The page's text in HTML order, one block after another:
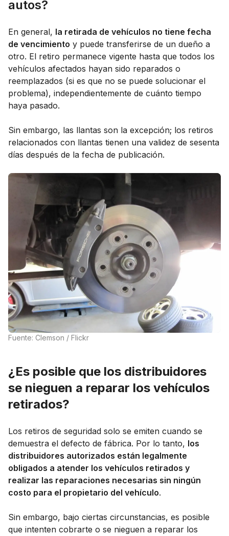
autos?
En general, la retirada de vehículos no tiene fecha
de vencimiento y puede transferirse de un dueño a
otro. El retiro permanece vigente hasta que todos los
vehículos afectados hayan sido reparados o
reemplazados (si es que no se puede solucionar el
problema), independientemente de cuánto tiempo
haya pasado.
Sin embargo, las llantas son la excepción; los retiros
relacionados con llantas tienen una validez de sesenta
días después de la fecha de publicación.
Fuente: Clemson / Flickr
¿Es posible que los distribuidores
se nieguen a reparar los vehículos
retirados?
Los retiros de seguridad solo se emiten cuando se
demuestra el defecto de fábrica. Por lo tanto, los
distribuidores autorizados están legalmente
obligados a atender los vehículos retirados y
realizar las reparaciones necesarias sin ningún
costo para el propietario del vehículo.
Sin embargo, bajo ciertas circunstancias, es posible
que intenten cobrarte o se nieguen a reparar los